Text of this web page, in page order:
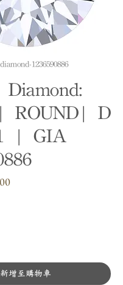
1236590886
ROUND| D
| GIA
價
新增至購物車